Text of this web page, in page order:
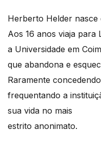
Herberto Helder nasce
Aos 16 anos viaja para
a Universidade em
que abandona e
Raramente
frequentando a
sua vida no mais
estrito anonimato.